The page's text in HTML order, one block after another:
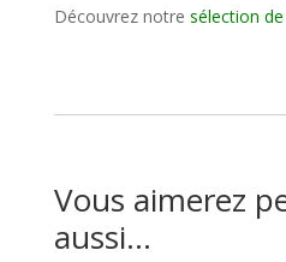
Découvrez notre sélection
Vous aimerez
aussi…